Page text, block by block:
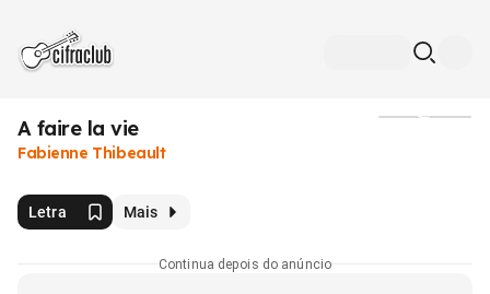
A faire la vie
Fabienne Thibeault
Letra Mais
Continua depois do anúncio